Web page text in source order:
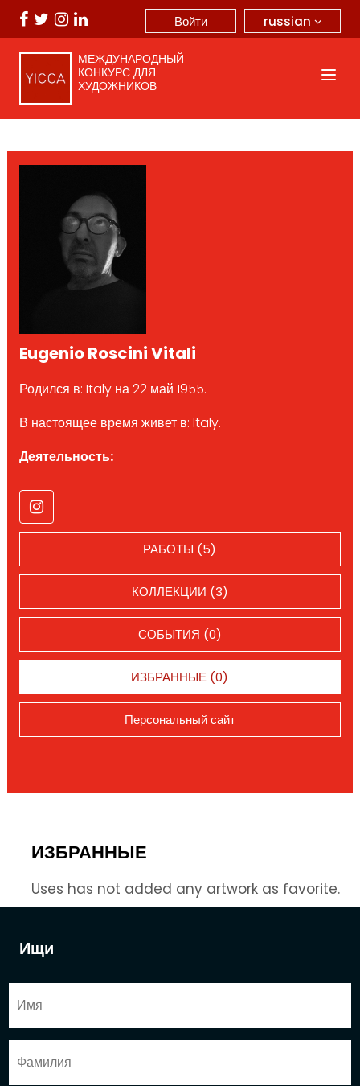
russian
Войти
МЕЖДУНАРОДНЫЙ
КОНКУРС ДЛЯ
ХУДОЖНИКОВ
Ищи
Eugenio Roscini Vitali
Родился в: Italy на 22 май 1955.
В настоящее время живет в: Italy.
Деятельность:
РАБОТЫ (5)
КОЛЛЕКЦИИ (3)
СОБЫТИЯ (0)
ИЗБРАННЫЕ (0)
Персональный сайт
ИЗБРАННЫЕ
Uses has not added any artwork as favorite.